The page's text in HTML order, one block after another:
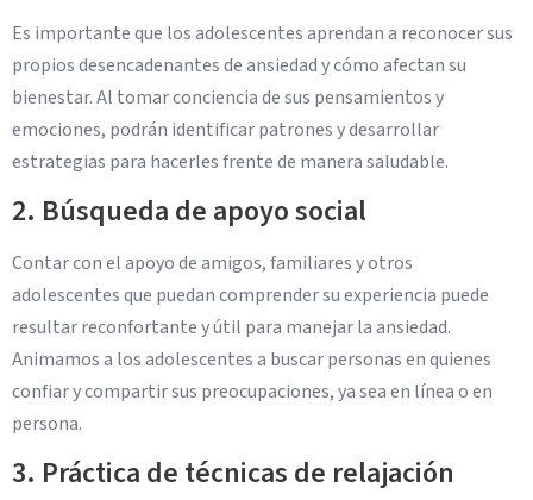
Es importante que los adolescentes aprendan a reconocer sus
propios desencadenantes de ansiedad y cómo afectan su
bienestar. Al tomar conciencia de sus pensamientos y
emociones, podrán identificar patrones y desarrollar
estrategias para hacerles frente de manera saludable.
2. Búsqueda de apoyo social
Contar con el apoyo de amigos, familiares y otros
adolescentes que puedan comprender su experiencia puede
resultar reconfortante y útil para manejar la ansiedad.
Animamos a los adolescentes a buscar personas en quienes
confiar y compartir sus preocupaciones, ya sea en línea o en
persona.
3. Práctica de técnicas de relajación